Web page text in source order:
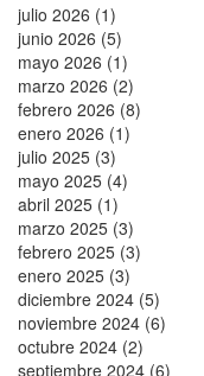
julio 2026 (1)
junio 2026 (5)
mayo 2026 (1)
marzo 2026 (2)
febrero 2026 (8)
enero 2026 (1)
julio 2025 (3)
mayo 2025 (4)
abril 2025 (1)
marzo 2025 (3)
febrero 2025 (3)
enero 2025 (3)
diciembre 2024 (5)
noviembre 2024 (6)
octubre 2024 (2)
septiembre 2024 (6)